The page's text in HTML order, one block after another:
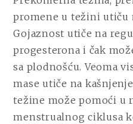
promene u težini utiču
Gojaznost utiče na
progesterona i čak
sa plodnošću. Veoma
mase utiče na
težine može pomoći u
menstrualnog ciklusa